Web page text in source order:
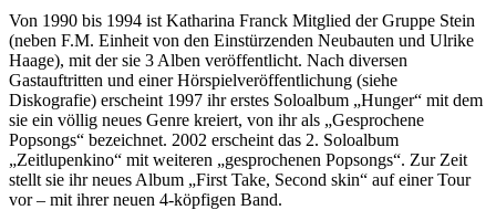
Von 1990 bis 1994 ist Katharina Franck Mitglied der Gruppe Stein
(neben F.M. Einheit von den Einstürzenden Neubauten und Ulrike
Haage), mit der sie 3 Alben veröffentlicht. Nach diversen
Gastauftritten und einer Hörspielveröffentlichung (siehe
Diskografie) erscheint 1997 ihr erstes Soloalbum „Hunger“ mit dem
sie ein völlig neues Genre kreiert, von ihr als „Gesprochene
Popsongs“ bezeichnet. 2002 erscheint das 2. Soloalbum
„Zeitlupenkino“ mit weiteren „gesprochenen Popsongs“. Zur Zeit
stellt sie ihr neues Album „First Take, Second skin“ auf einer Tour
vor – mit ihrer neuen 4-köpfigen Band.